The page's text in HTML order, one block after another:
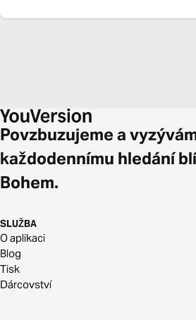
Povzbuzujeme a
každodennímu hledání
Bohem.
SLUŽBA
O aplikaci
Blog
Tisk
Dárcovství